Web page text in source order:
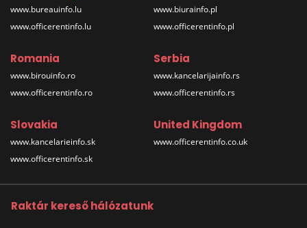
www.bureauinfo.lu
www.officerentinfo.lu
www.biurainfo.pl
www.officerentinfo.pl
Romania
www.birouinfo.ro
www.officerentinfo.ro
Serbia
www.kancelarijainfo.rs
www.officerentinfo.rs
Slovakia
www.kancelarieinfo.sk
www.officerentinfo.sk
United Kingdom
www.officerentinfo.co.uk
Raktár kereső hálózatunk